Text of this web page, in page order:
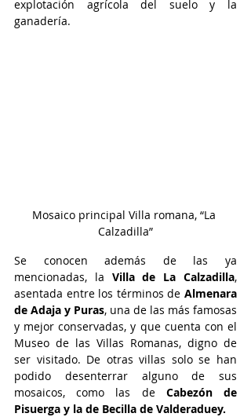
explotación agrícola del suelo y la
ganadería.
Mosaico principal Villa romana, “La
Calzadilla”
Se conocen además de las ya
mencionadas, la Villa de La Calzadilla,
asentada entre los términos de Almenara
de Adaja y Puras, una de las más famosas
y mejor conservadas, y que cuenta con el
Museo de las Villas Romanas, digno de
ser visitado. De otras villas solo se han
podido desenterrar alguno de sus
mosaicos, como las de Cabezón de
Pisuerga y la de Becilla de Valderaduey.